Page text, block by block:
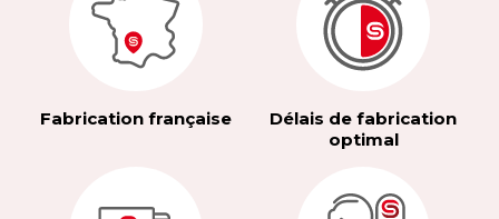
Fabrication française
Délais de fabrication
optimal